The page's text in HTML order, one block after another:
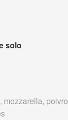
solo
mozzarella,